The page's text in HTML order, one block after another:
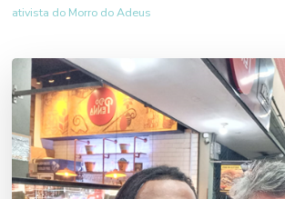
ativista do Morro do Adeus